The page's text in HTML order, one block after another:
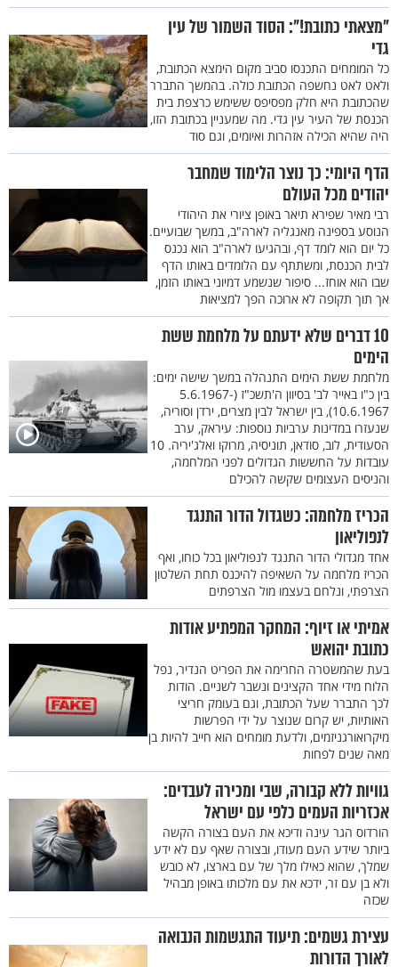
"מצאתי כתובת!": הסוד השמור של עין
גדי
כל המומחים התכנסו סביב מקום הימצא הכתובת,
ולאט לאט נחשפה הכתובת כולה. בהמשך התברר
שהכתובת היא חלק מפסיפס ששימש כרצפת בית
הכנסת של העיר עין גדי. מה שמעניין בכתובת הזו,
היה שהיא הכילה אזהרות ואיומים, וגם סוד
הדף היומי: כך נוצר הלימוד שמחבר
יהודים מכל העולם
רבי מאיר שפירא תיאר באופן ציורי את היהודי
הנוסע בספינה מאנגליה לארה"ב, במשך שבועיים.
כל יום הוא לומד דף, ובהגיעו לארה"ב הוא נכנס
לבית הכנסת, ומשתתף עם הלומדים באותו הדף
שבו הוא אוחז... סיפור שנשמע דמיוני באותו הזמן,
אך תוך תקופה לא ארוכה הפך למציאות
10 דברים שלא ידעתם על מלחמת ששת
הימים
מלחמת ששת הימים התנהלה במשך שישה ימים:
בין כ"ו באייר לב' בסיוון ה'תשכ"ז (5.6.1967-
10.6.1967), בין ישראל לבין מצרים, ירדן וסוריה,
שנעזרו במדינות ערביות נוספות: עיראק, ערב
הסעודית, לוב, סודאן, תוניסיה, מרוקו ואלג'יריה. 10
עובדות על החששות הגדולים לפני המלחמה,
והניסים העצומים שקשה להכילם
הכריז מלחמה: כשגדול הדור התנגד
לנפוליאון
אחד מגדולי הדור התנגד לנפוליאון בכל כוחו, ואף
הכריז מלחמה על השאיפה להיכנס תחת השלטון
הצרפתי, ונלחם בעצמו מול הצרפתים
אמיתי או זיוף: המחקר המפתיע אודות
כתובת יהואש
בעת שהמשטרה החרימה את הפריט הנדיר, נפל
הלוח מידי אחד הקצינים ונשבר לשניים. הודות
לכך התברר שעל הכתובת, וגם בעומק חריצי
האותיות, יש קרום שנוצר על ידי הפרשות
מיקרואורגניזמים, ולדעת מומחים הוא חייב להיות בן
מאה שנים לפחות
גוויות ללא קבורה, שבי ומכירה לעבדים:
אכזריות העמים כלפי עם ישראל
הורדוס הגר עינה ודיכא את העם בצורה הקשה
ביותר שידע העם מעודו, ובצורה שאף עם לא ידע
שמלך, שהוא כאילו מלך של עם בארצו, לא כובש
ולא בן עם זר, ידכא את עם מלכותו באופן מבהיל
שכזה
עצירת גשמים: תיעוד התגשמות הנבואה
לאורך הדורות